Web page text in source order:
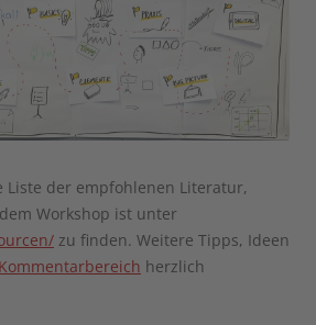
Liste der empfohlenen Literatur,
Workshop ist unter
zu finden. Weitere Tipps, Ideen
herzlich